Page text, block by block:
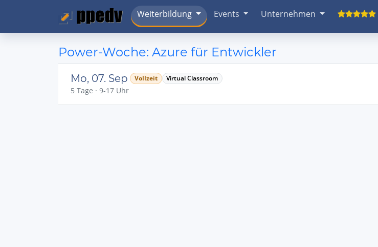
Weiterbildung Events Unternehmen
Power-Woche: Azure für Entwickler
Mo, 07. Sep Vollzeit Virtual Classroom
5 Tage · 9-17 Uhr